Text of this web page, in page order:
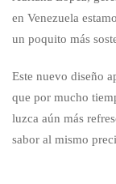
en Venezuela
un poquito más
Este nuevo diseño
que por mucho
luzca aún más
sabor al mismo